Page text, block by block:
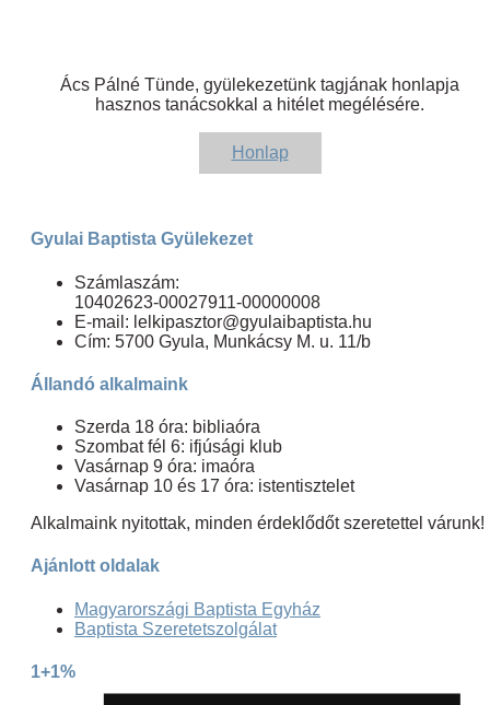
Ács Pálné Tünde, gyülekezetünk tagjának honlapja
hasznos tanácsokkal a hitélet megélésére.
Honlap
Gyulai Baptista Gyülekezet
Számlaszám:
10402623-00027911-00000008
E-mail: lelkipasztor@gyulaibaptista.hu
Cím: 5700 Gyula, Munkácsy M. u. 11/b
Állandó alkalmaink
Szerda 18 óra: bibliaóra
Szombat fél 6: ifjúsági klub
Vasárnap 9 óra: imaóra
Vasárnap 10 és 17 óra: istentisztelet
Alkalmaink nyitottak, minden érdeklődőt szeretettel várunk!
Ajánlott oldalak
Magyarországi Baptista Egyház
Baptista Szeretetszolgálat
1+1%